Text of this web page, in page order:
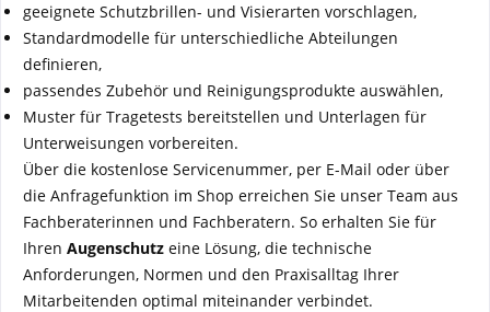
geeignete Schutzbrillen- und Visierarten vorschlagen,
Standardmodelle für unterschiedliche Abteilungen
definieren,
passendes Zubehör und Reinigungsprodukte auswählen,
Muster für Tragetests bereitstellen und Unterlagen für
Unterweisungen vorbereiten.
Über die kostenlose Servicenummer, per E-Mail oder über
die Anfragefunktion im Shop erreichen Sie unser Team aus
Fachberaterinnen und Fachberatern. So erhalten Sie für
Ihren Augenschutz eine Lösung, die technische
Anforderungen, Normen und den Praxisalltag Ihrer
Mitarbeitenden optimal miteinander verbindet.